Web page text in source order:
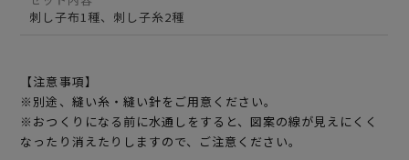
刺し子布1種、刺し子糸2種
【注意事項】
※別途、縫い糸・縫い針をご用意ください。
※おつくりになる前に水通しをすると、図案の線が見えにくく
なったり消えたりしますので、ご注意ください。